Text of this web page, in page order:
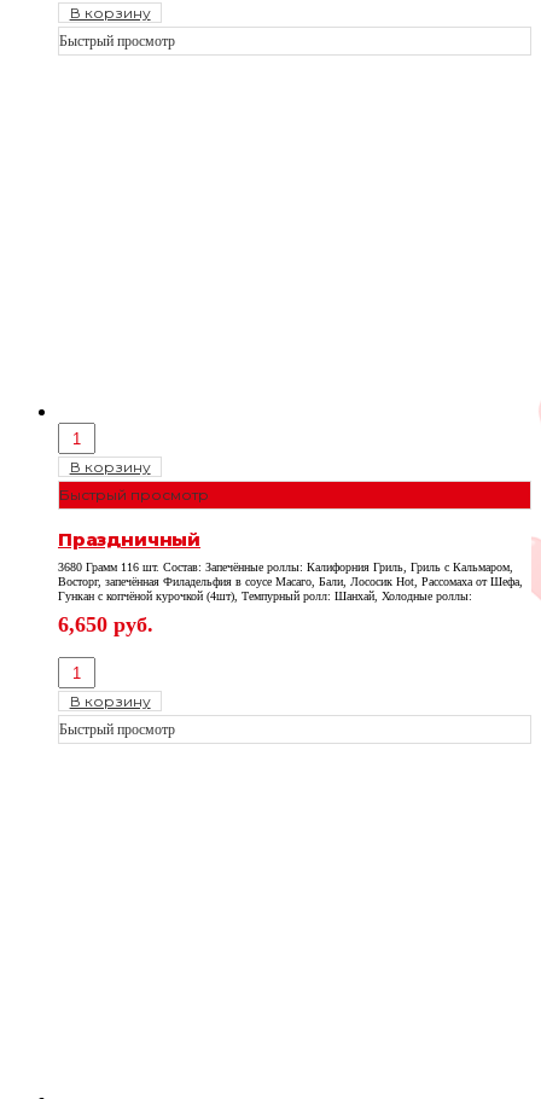
В корзину
Быстрый просмотр
В корзину
Быстрый просмотр
Праздничный
3680 Грамм 116 шт. Состав: Запечённые роллы: Калифорния Гриль, Гриль с Кальмаром,
Восторг, запечённая Филадельфия в соусе Масаго, Бали, Лососик Hot, Рассомаха от Шефа,
Гункан с копчёной курочкой (4шт), Темпурный ролл: Шанхай, Холодные роллы:
6,650 руб.
В корзину
Быстрый просмотр